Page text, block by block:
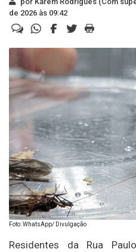
de 2026 às 09:42
Foto: WhatsApp/ Divulgação
Residentes da Rua